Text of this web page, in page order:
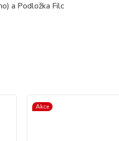
a Podložka Filc
Akce